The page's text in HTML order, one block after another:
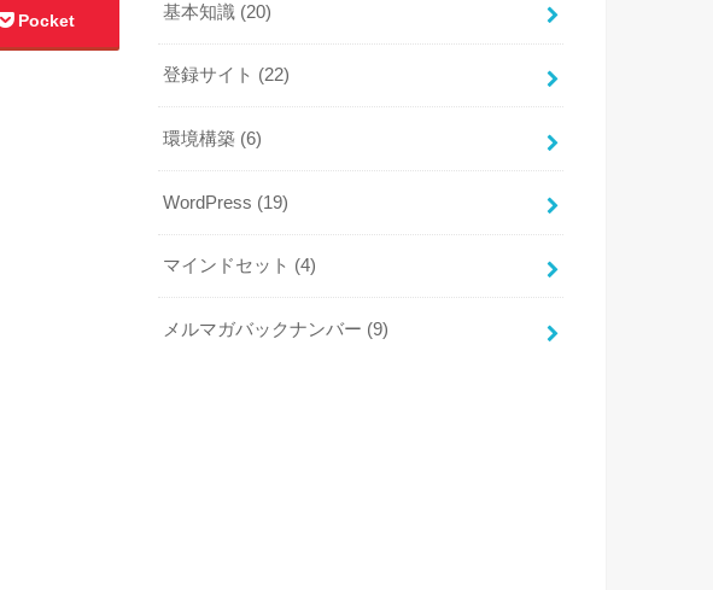
Pocket 基本知識 (20)
登録サイト (22)
環境構築 (6)
WordPress (19)
マインドセット (4)
メルマガバックナンバー (9)